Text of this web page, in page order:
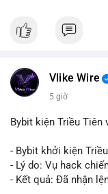
Vlike Wire
5 giờ
Bybit kiện Triều Tiên
- Bybit khởi kiện
- Lý do: Vụ hack
- Kết quả: Đã nhận